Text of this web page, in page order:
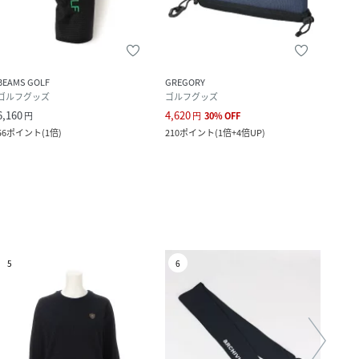
GOLF
ルフグッズ
円
ポイント(1倍)
GREGORY
ゴルフグッズ
4,620円 30%OFF
210ポイント(1倍+4倍UP)
5 6